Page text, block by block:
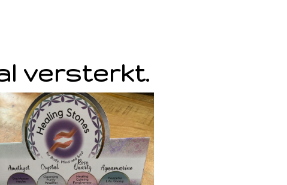
versterkt.